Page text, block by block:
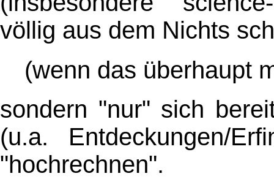
völlig aus dem Nichts
(wenn das überhaupt
sondern "nur" sich
(u.a. Entdeckungen/
"hochrechnen".